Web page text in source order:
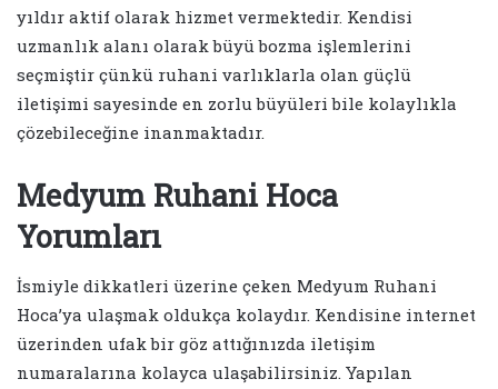
yıldır aktif olarak hizmet vermektedir. Kendisi
uzmanlık alanı olarak büyü bozma işlemlerini
seçmiştir çünkü ruhani varlıklarla olan güçlü
iletişimi sayesinde en zorlu büyüleri bile kolaylıkla
çözebileceğine inanmaktadır.
Medyum Ruhani Hoca
Yorumları
İsmiyle dikkatleri üzerine çeken Medyum Ruhani
Hoca’ya ulaşmak oldukça kolaydır. Kendisine internet
üzerinden ufak bir göz attığınızda iletişim
numaralarına kolayca ulaşabilirsiniz. Yapılan